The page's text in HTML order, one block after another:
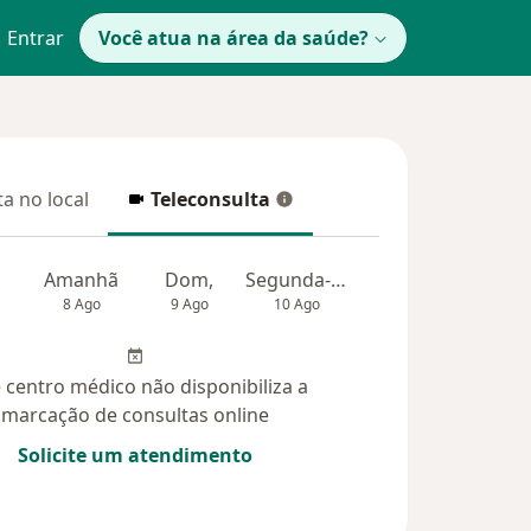
Entrar Você atua na área da saúde?
no local
no local Teleconsulta
Teleconsulta
Amanhã
8 Ago
Dom,
9 Ago
Segunda-feira
10 Ago
centro médico não disponibiliza a
marcação de consultas online
Solicite um atendimento